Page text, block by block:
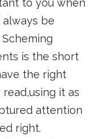
to you when
always be
is the short
the right
it as
attention
right.